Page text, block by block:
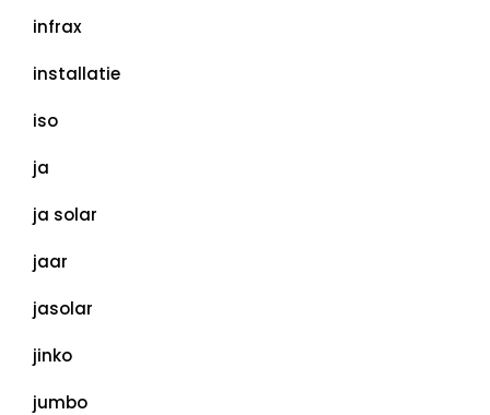
infrax
installatie
iso
ja
ja solar
jaar
jasolar
jinko
jumbo